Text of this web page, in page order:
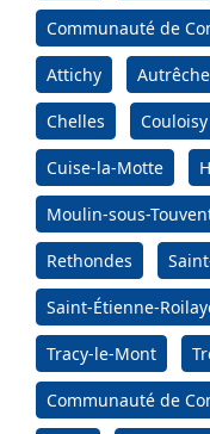
Communauté de
Attichy
Chelles Couloisy
Cuise-la-Motte
Moulin-sous-
Rethondes
Saint-Étienne-
Tracy-le-Mont
Communauté de